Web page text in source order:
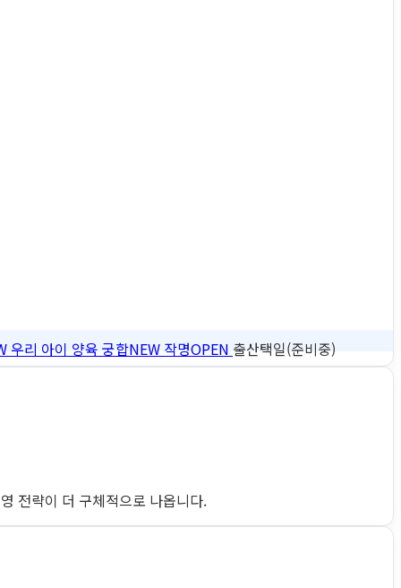
우리 아이 양육 궁합NEW 작명OPEN 출산택일(준비중)
전략이 더 구체적으로 나옵니다.